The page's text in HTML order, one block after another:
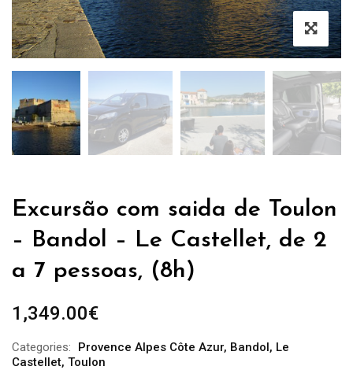
Excursão com saida de Toulon
– Bandol – Le Castellet, de 2
a 7 pessoas, (8h)
1,349.00€
Categories: Provence Alpes Côte Azur, Bandol, Le
Castellet, Toulon